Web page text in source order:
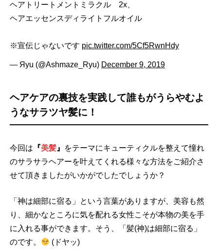
ヘアトリートメントミラクル 2x、
ヘアエッセンスディライトフルオイル
※宣伝じゃないです pic.twitter.com/5Cf5RwnHdy
— Яyu (@Ashmaze_Ryu) December 9, 2019
ヘアケアの裏技を実践して誰もがうらやむよ
うなサラツヤ髪に！
今回は 『美髪 』
をテーマにキューティクルを整えて憧れ
のサラサラヘアーを叶えてくれる様々な方法をご紹介さ
せて頂きましたがいかがでしたでしょうか？
「神は細部に宿る」という言葉がありますが、美容も然
り、細かなところに気を配れる女性こそが本物の美を手
に入れる事ができます。そう、「髪(神)は細部に宿る」
のです。
(ドヤッ)